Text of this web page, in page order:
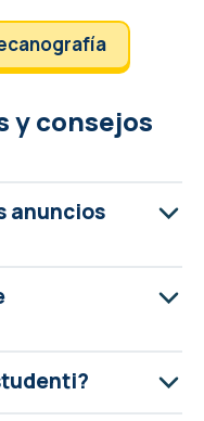
y consejos
anuncios